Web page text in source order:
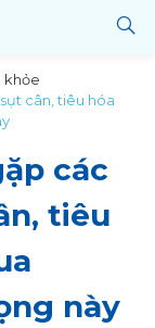
khỏe
cân, tiêu hóa
các
tiêu
này